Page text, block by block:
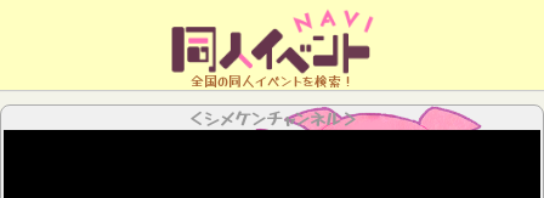
全国の同人イベントを検索！
＜シメケンチャンネル＞